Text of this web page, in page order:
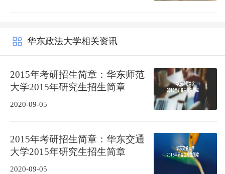
华东政法大学相关资讯
2015年考研招生简章：华东师范
大学2015年研究生招生简章
2020-09-05
2015年考研招生简章：华东交通
大学2015年研究生招生简章
2020-09-05